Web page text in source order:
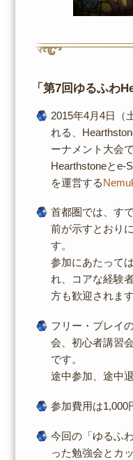
「第7回ゆるふわ
2015年4月4日（
れる、
ーナメント大会で
Hearthstoneとe-
を運営する
首都圏では、す
前が示すとおり
す。
参加にあたって
れ、コアな経験
方も歓迎されます
フリー・プレイ
会、初心者講習
です。
途中参加、途中
参加費用は1,000
今回の「ゆるふ
った勉強会とカ